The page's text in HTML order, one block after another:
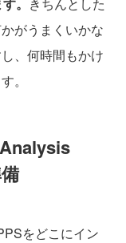
がうまくいかな
、何時間もかけ
。
をどこにイン